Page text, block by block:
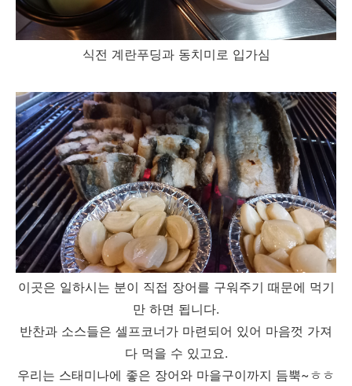
식전 계란푸딩과 동치미로 입가심
이곳은 일하시는 분이 직접 장어를 구워주기 때문에 먹기
만 하면 됩니다.
반찬과 소스들은 셀프코너가 마련되어 있어 마음껏 가져
다 먹을 수 있고요.
우리는 스태미나에 좋은 장어와 마을구이까지 듬뿍~ㅎㅎ